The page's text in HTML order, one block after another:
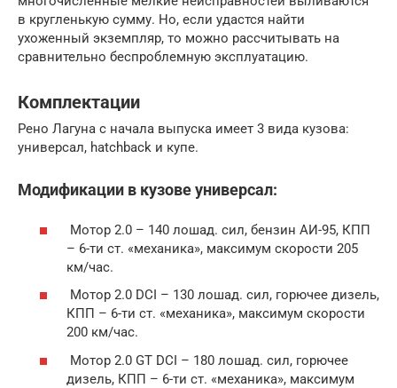
в кругленькую сумму. Но, если удастся найти
ухоженный экземпляр, то можно рассчитывать на
сравнительно беспроблемную эксплуатацию.
Комплектации
Рено Лагуна с начала выпуска имеет 3 вида кузова:
универсал, hatchback и купе.
Модификации в кузове универсал:
Мотор 2.0 – 140 лошад. сил, бензин АИ-95, КПП
– 6-ти ст. «механика», максимум скорости 205
км/час.
Мотор 2.0 DCI – 130 лошад. сил, горючее дизель,
КПП – 6-ти ст. «механика», максимум скорости
200 км/час.
Мотор 2.0 GT DCI – 180 лошад. сил, горючее
дизель, КПП – 6-ти ст. «механика», максимум